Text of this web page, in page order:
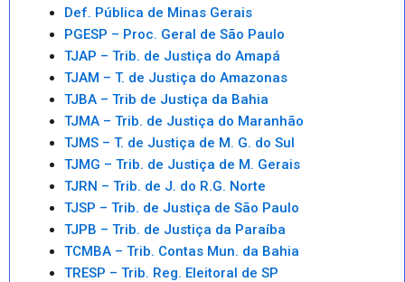
Def. Pública de Minas Gerais
PGESP – Proc. Geral de São Paulo
TJAP – Trib. de Justiça do Amapá
TJAM – T. de Justiça do Amazonas
TJBA – Trib de Justiça da Bahia
TJMA – Trib. de Justiça do Maranhão
TJMS – T. de Justiça de M. G. do Sul
TJMG – Trib. de Justiça de M. Gerais
TJRN – Trib. de J. do R.G. Norte
TJSP – Trib. de Justiça de São Paulo
TJPB – Trib. de Justiça da Paraíba
TCMBA – Trib. Contas Mun. da Bahia
TRESP – Trib. Reg. Eleitoral de SP